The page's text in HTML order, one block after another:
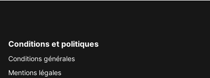
Conditions et politiques
Conditions générales
Mentions légales